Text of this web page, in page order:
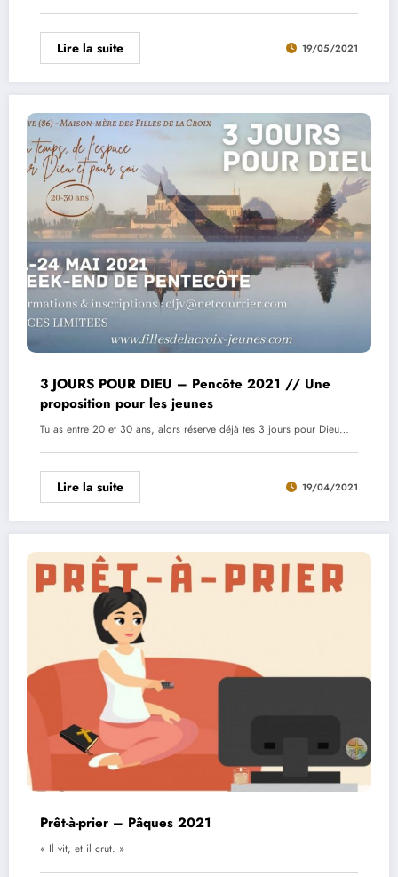
Lire la suite 19/05/2021
3 JOURS POUR DIEU – Pencôte 2021 // Une
proposition pour les jeunes
Tu as entre 20 et 30 ans, alors réserve déjà tes 3 jours pour Dieu…
Lire la suite 19/04/2021
Prêt-à-prier – Pâques 2021
« Il vit, et il crut. »